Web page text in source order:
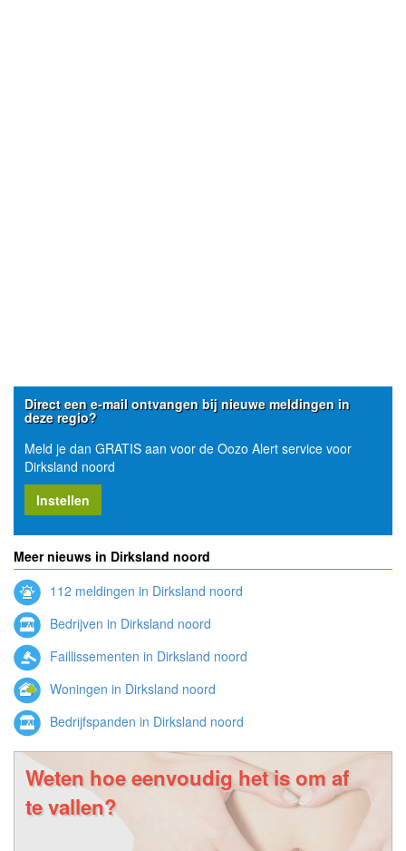
Direct een e-mail ontvangen bij nieuwe meldingen in
deze regio?
Meld je dan GRATIS aan voor de Oozo Alert service voor
Dirksland noord
Instellen
Meer nieuws in Dirksland noord
112 meldingen in Dirksland noord
Bedrijven in Dirksland noord
Faillissementen in Dirksland noord
Woningen in Dirksland noord
Bedrijfspanden in Dirksland noord
Weten hoe eenvoudig het is om af
te vallen?